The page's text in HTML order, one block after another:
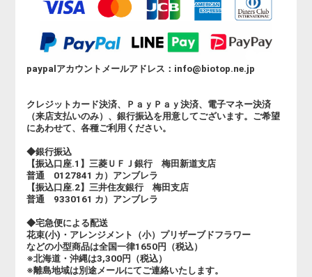
paypalアカウントメールアドレス：info@biotop.ne.jp
クレジットカード決済、ＰａｙＰａｙ決済、電子マネー決済
（来店支払いのみ）、銀行振込を用意してございます。ご希望
にあわせて、各種ご利用ください。
◆銀行振込
【振込口座.1】三菱ＵＦＪ銀行 梅田新道支店
普通 0127841 カ）アンブレラ
【振込口座.2】三井住友銀行 梅田支店
普通 9330161 カ）アンブレラ
◆宅急便による配送
花束(小)・アレンジメント（小）プリザーブドフラワー
などの小型商品は全国一律1650円（税込）
※北海道・沖縄は3,300円（税込）
※離島地域は別途メールにてご連絡いたします。